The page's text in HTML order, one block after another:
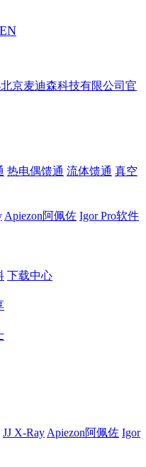
EN
热电偶馈通 流体馈通 真空
Apiezon阿佩佐 Igor Pro软件
下载中心
JJ X-Ray Apiezon阿佩佐 Igor